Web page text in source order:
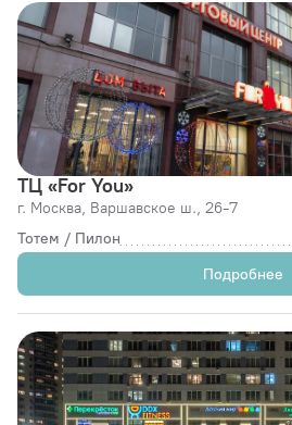
ТЦ «For You»
г. Москва, Варшавское ш., 26-7
Тотем / Пилон
Подробнее